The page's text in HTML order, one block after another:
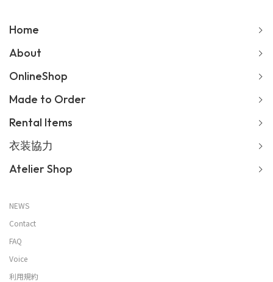
Home
About
OnlineShop
Made to Order
Rental Items
衣装協力
Atelier Shop
NEWS
Contact
FAQ
Voice
利用規約